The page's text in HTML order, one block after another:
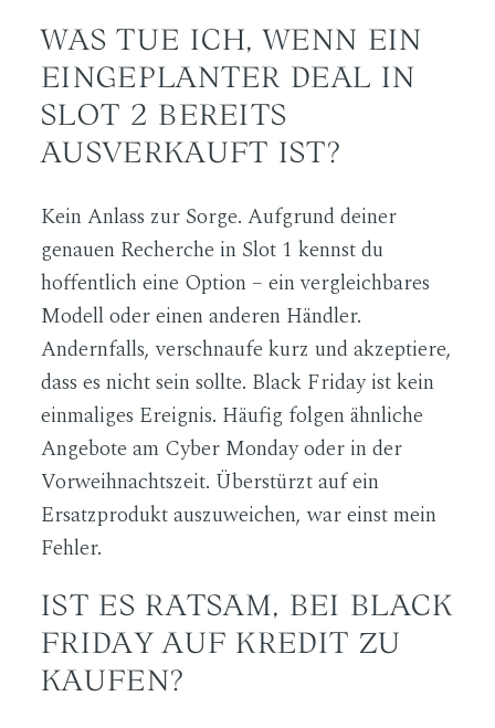
WAS TUE ICH, WENN EIN
EINGEPLANTER DEAL IN
SLOT 2 BEREITS
AUSVERKAUFT IST?
Kein Anlass zur Sorge. Aufgrund deiner
genauen Recherche in Slot 1 kennst du
hoffentlich eine Option – ein vergleichbares
Modell oder einen anderen Händler.
Andernfalls, verschnaufe kurz und akzeptiere,
dass es nicht sein sollte. Black Friday ist kein
einmaliges Ereignis. Häufig folgen ähnliche
Angebote am Cyber Monday oder in der
Vorweihnachtszeit. Überstürzt auf ein
Ersatzprodukt auszuweichen, war einst mein
Fehler.
IST ES RATSAM, BEI BLACK
FRIDAY AUF KREDIT ZU
KAUFEN?